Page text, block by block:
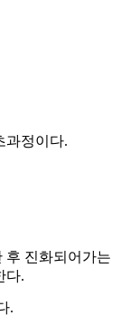
과정이다.
후 진화되어가는
다.
.